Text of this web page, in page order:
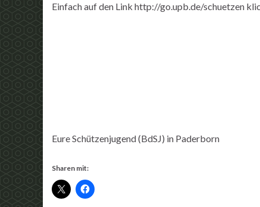
Einfach auf den Link http://go.upb.de/schuetzen
Eure Schützenjugend (BdSJ) in Paderborn
Sharen mit: